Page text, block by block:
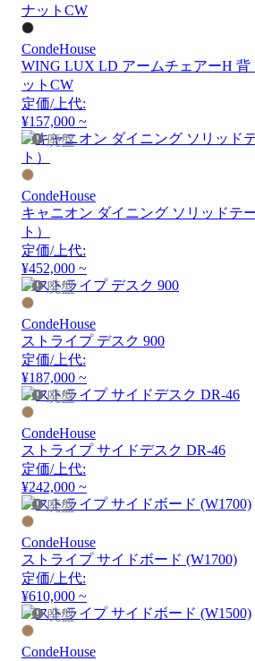
CondeHouse
WING LUX LD アームチェアーH 背
ットCW
定価/上代:
¥157,000 ~
廃盤
CondeHouse
キャニオン ダイニング ソリッドテ
ト）
定価/上代:
¥452,000 ~
廃盤
CondeHouse
ストライプ デスク 900
定価/上代:
¥187,000 ~
廃盤
CondeHouse
ストライプ サイドデスク DR-46
定価/上代:
¥242,000 ~
廃盤
CondeHouse
ストライプ サイドボード (W1700)
定価/上代:
¥610,000 ~
廃盤
CondeHouse